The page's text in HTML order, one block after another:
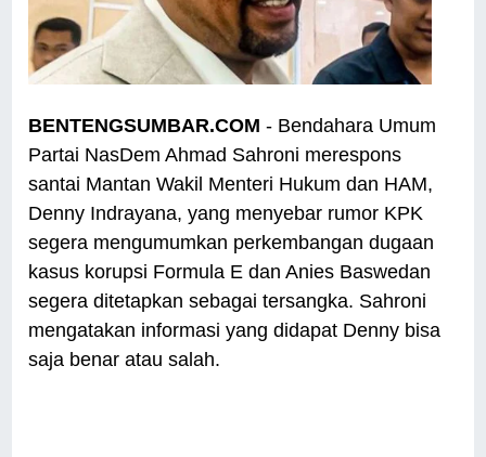
BENTENGSUMBAR.COM - Bendahara Umum
Partai NasDem Ahmad Sahroni merespons
santai Mantan Wakil Menteri Hukum dan HAM,
Denny Indrayana, yang menyebar rumor KPK
segera mengumumkan perkembangan dugaan
kasus korupsi Formula E dan Anies Baswedan
segera ditetapkan sebagai tersangka. Sahroni
mengatakan informasi yang didapat Denny bisa
saja benar atau salah.